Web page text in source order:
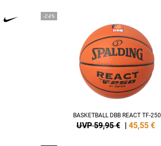
-24%
BASKETBALL DBB REACT TF-250
UVP 59,95 € | 45,55 €